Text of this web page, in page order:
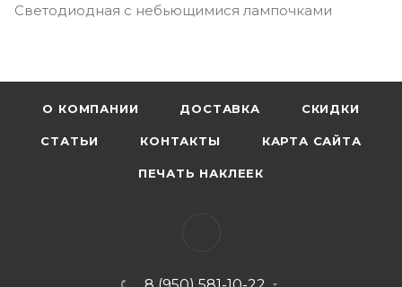
Светодиодная с небьющимися лампочками
О КОМПАНИИ ДОСТАВКА СКИДКИ
СТАТЬИ КОНТАКТЫ КАРТА САЙТА
ПЕЧАТЬ НАКЛЕЕК